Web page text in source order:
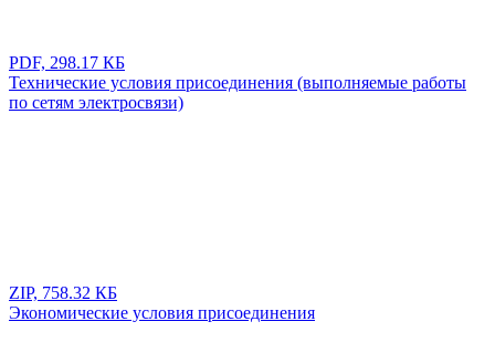
PDF, 298.17 КБ
Технические условия присоединения (выполняемые работы
по сетям электросвязи)
ZIP, 758.32 КБ
Экономические условия присоединения